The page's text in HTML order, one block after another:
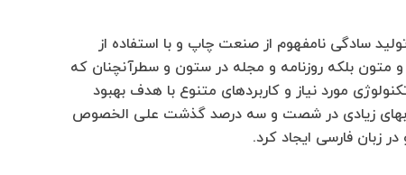
سادگی نامفهوم از صنعت چاپ و با استفاده از
متون بلکه روزنامه و مجله در ستون و سطرآنچنان که
مورد نیاز و کاربردهای متنوع با هدف بهبود
زیادی در شصت و سه درصد گذشت علی الخصوص
زبان فارسی ایجاد کرد.